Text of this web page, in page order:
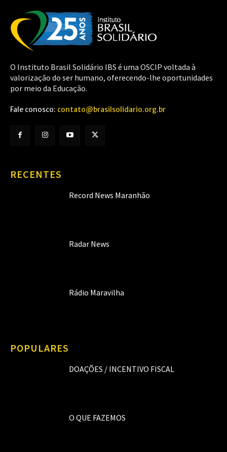
O Instituto Brasil Solidário IBS é uma OSCIP voltada à
valorização do ser humano, oferecendo-lhe oportunidades
por meio da Educação.
Fale conosco: contato@brasilsolidario.org.br
RECENTES
Record News Maranhão
Radar News
Rádio Maravilha
POPULARES
DOAÇÕES / INCENTIVO FISCAL
O QUE FAZEMOS